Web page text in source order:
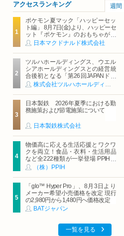
アクセスランキング 週間
ポケモン夏マック「ハッピーセッ
ト編」 8月7日(金)より、ハッピーセ
ット『ポケモン』のおもちゃが期
間限定登場
日本マクドナルド株式会社
ツルハホールディングス、ウエル
シアホールディングスとの経営統
合後初となる「第26回JAPANドラ
ッグストアショー」に出展
株式会社ツルハホールディングス
日本製鉄 2026年夏季における勤
務施策および節電施策について
日本製鉄株式会社
物価高に応える生活応援とワクワ
クを両立！食品・衣料・生活用品
など全222種類が一挙登場 PPIHグ
ループ「夏福袋」＆セール 8月6日
（株）PPIH
「glo™ Hyper Pro」、8月3日より
メーカー希望小売価格を改定 現行
の2,980円から1,480円へ価格改定
BATジャパン
一覧を見る